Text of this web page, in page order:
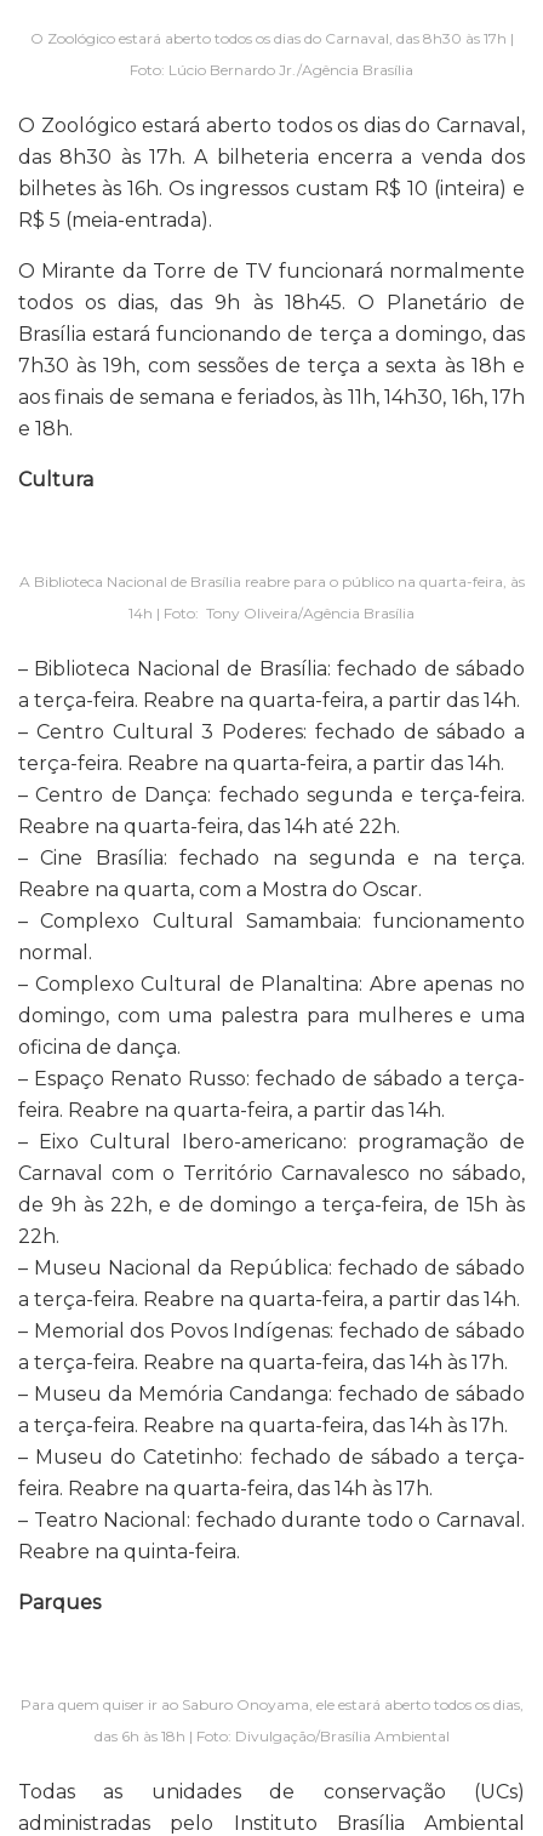
O Zoológico estará aberto todos os dias do Carnaval, das 8h30 às 17h |
Foto: Lúcio Bernardo Jr./Agência Brasília
O Zoológico estará aberto todos os dias do Carnaval,
das 8h30 às 17h. A bilheteria encerra a venda dos
bilhetes às 16h. Os ingressos custam R$ 10 (inteira) e
R$ 5 (meia-entrada).
O Mirante da Torre de TV funcionará normalmente
todos os dias, das 9h às 18h45. O Planetário de
Brasília estará funcionando de terça a domingo, das
7h30 às 19h, com sessões de terça a sexta às 18h e
aos finais de semana e feriados, às 11h, 14h30, 16h, 17h
e 18h.
Cultura
A Biblioteca Nacional de Brasília reabre para o público na quarta-feira, às
14h | Foto: Tony Oliveira/Agência Brasília
– Biblioteca Nacional de Brasília: fechado de sábado
a terça-feira. Reabre na quarta-feira, a partir das 14h.
– Centro Cultural 3 Poderes: fechado de sábado a
terça-feira. Reabre na quarta-feira, a partir das 14h.
– Centro de Dança: fechado segunda e terça-feira.
Reabre na quarta-feira, das 14h até 22h.
– Cine Brasília: fechado na segunda e na terça.
Reabre na quarta, com a Mostra do Oscar.
– Complexo Cultural Samambaia: funcionamento
normal.
– Complexo Cultural de Planaltina: Abre apenas no
domingo, com uma palestra para mulheres e uma
oficina de dança.
– Espaço Renato Russo: fechado de sábado a terça-
feira. Reabre na quarta-feira, a partir das 14h.
– Eixo Cultural Ibero-americano: programação de
Carnaval com o Território Carnavalesco no sábado,
de 9h às 22h, e de domingo a terça-feira, de 15h às
22h.
– Museu Nacional da República: fechado de sábado
a terça-feira. Reabre na quarta-feira, a partir das 14h.
– Memorial dos Povos Indígenas: fechado de sábado
a terça-feira. Reabre na quarta-feira, das 14h às 17h.
– Museu da Memória Candanga: fechado de sábado
a terça-feira. Reabre na quarta-feira, das 14h às 17h.
– Museu do Catetinho: fechado de sábado a terça-
feira. Reabre na quarta-feira, das 14h às 17h.
– Teatro Nacional: fechado durante todo o Carnaval.
Reabre na quinta-feira.
Parques
Para quem quiser ir ao Saburo Onoyama, ele estará aberto todos os dias,
das 6h às 18h | Foto: Divulgação/Brasília Ambiental
Todas as unidades de conservação (UCs)
administradas pelo Instituto Brasília Ambiental